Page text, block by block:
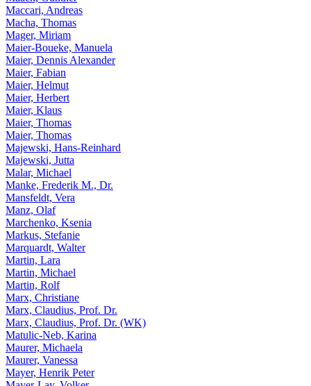
Maccari, Andreas
Macha, Thomas
Mager, Miriam
Maier-Boueke, Manuela
Maier, Dennis Alexander
Maier, Fabian
Maier, Helmut
Maier, Herbert
Maier, Klaus
Maier, Thomas
Maier, Thomas
Majewski, Hans-Reinhard
Majewski, Jutta
Malar, Michael
Manke, Frederik M., Dr.
Mansfeldt, Vera
Manz, Olaf
Marchenko, Ksenia
Markus, Stefanie
Marquardt, Walter
Martin, Lara
Martin, Michael
Martin, Rolf
Marx, Christiane
Marx, Claudius, Prof. Dr.
Marx, Claudius, Prof. Dr. (WK)
Matulic-Neb, Karina
Maurer, Michaela
Maurer, Vanessa
Mayer, Henrik Peter